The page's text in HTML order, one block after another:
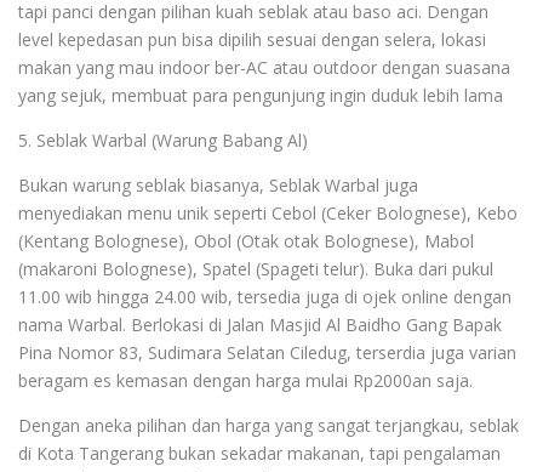
tapi panci dengan pilihan kuah seblak atau baso aci. Dengan
level kepedasan pun bisa dipilih sesuai dengan selera, lokasi
makan yang mau indoor ber-AC atau outdoor dengan suasana
yang sejuk, membuat para pengunjung ingin duduk lebih lama
5.⁠ ⁠Seblak Warbal (Warung Babang Al)
Bukan warung seblak biasanya, Seblak Warbal juga
menyediakan menu unik seperti Cebol (Ceker Bolognese), Kebo
(Kentang Bolognese), Obol (Otak otak Bolognese), Mabol
(makaroni Bolognese), Spatel (Spageti telur). Buka dari pukul
11.00 wib hingga 24.00 wib, tersedia juga di ojek online dengan
nama Warbal. Berlokasi di Jalan Masjid Al Baidho Gang Bapak
Pina Nomor 83, Sudimara Selatan Ciledug, terserdia juga varian
beragam es kemasan dengan harga mulai Rp2000an saja.
Dengan aneka pilihan dan harga yang sangat terjangkau, seblak
di Kota Tangerang bukan sekadar makanan, tapi pengalaman